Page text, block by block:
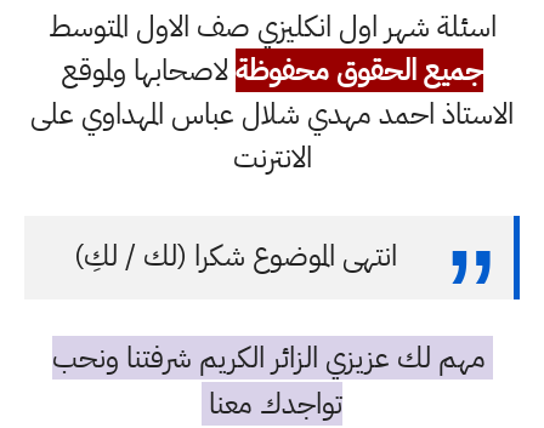
اسئلة شهر اول انكليزي صف الاول المتوسط
جميع الحقوق محفوظةلاصحابها ولموقع
الاستاذ احمد مهدي شلال عباس المهداوي على
الانترنت
انتهى الموضوع شكرا (لك / لكِ)
مهم لك عزيزي الزائر الكريم شرفتنا ونحب
تواجدك معنا